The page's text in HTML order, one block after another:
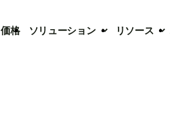
価格 ソリューション リソース